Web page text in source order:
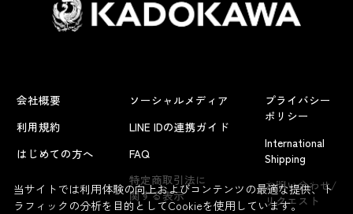
よくあるお問い合わせ
会社概要
利用規約
はじめての方へ
ソーシャルメディア
LINE IDの連携ガイド
FAQ
特定商取引法に
関する表示
プライバシー
ポリシー
International
Shipping
お問い合わせ/
リクエスト
当サイトでは利用体験の向上およびコンテンツの最適な提供、ト
ラフィックの分析を目的としてCookieを使用しています。